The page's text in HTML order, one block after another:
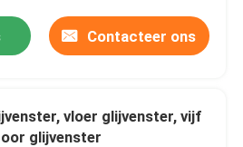
Contacteer ons
vloer glijvenster, vijf
glijvenster